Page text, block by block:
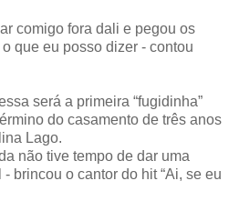
comigo fora dali e pegou os
que eu posso dizer - contou
será a primeira “fugidinha”
do casamento de três anos
Lago.
não tive tempo de dar uma
brincou o cantor do hit “Ai, se eu